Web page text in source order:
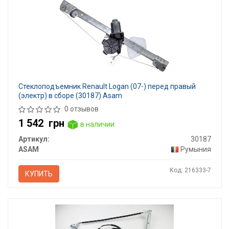
Стеклоподъемник Renault Logan (07-) перед правый
(электр) в сборе (30187) Asam
0 отзывов
1 542 грн
в наличии
Артикул:
30187
ASAM
Румыния
КУПИТЬ Код: 216333-7